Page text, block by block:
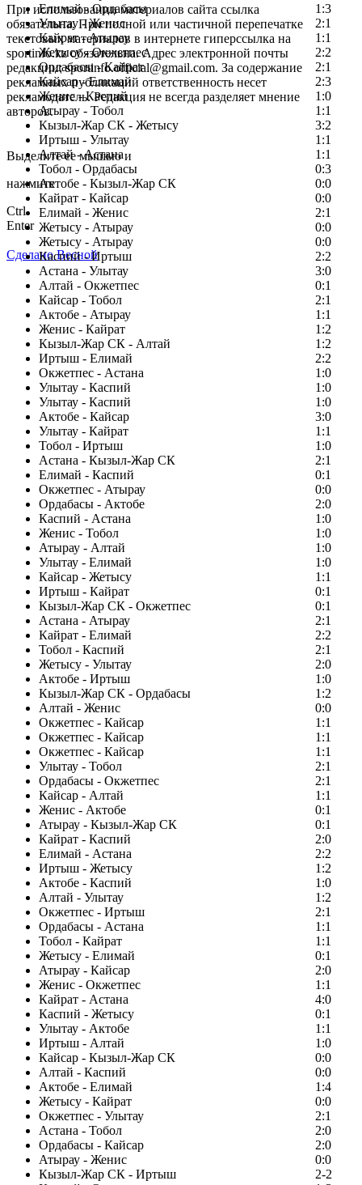
Елимай - Ордабасы
1:3
Улытау - Женис
2:1
Кайрат - Атырау
1:1
Жетысу - Окжетпес
2:2
Ордабасы - Кайрат
2:1
Кайсар - Елимай
2:3
Женис - Каспий
1:0
Атырау - Тобол
1:1
Кызыл-Жар СК - Жетысу
3:2
Иртыш - Улытау
1:1
Алтай - Астана
1:1
Тобол - Ордабасы
0:3
Актобе - Кызыл-Жар СК
0:0
Кайрат - Кайсар
0:0
Елимай - Женис
2:1
Жетысу - Атырау
0:0
Жетысу - Атырау
0:0
Каспий - Иртыш
2:2
Астана - Улытау
3:0
Алтай - Окжетпес
0:1
Кайсар - Тобол
2:1
Актобе - Атырау
1:1
Женис - Кайрат
1:2
Кызыл-Жар СК - Алтай
1:2
Иртыш - Елимай
2:2
Окжетпес - Астана
1:0
Улытау - Каспий
1:0
Улытау - Каспий
1:0
Актобе - Кайсар
3:0
Улытау - Кайрат
1:1
Тобол - Иртыш
1:0
Астана - Кызыл-Жар СК
2:1
Елимай - Каспий
0:1
Окжетпес - Атырау
0:0
Ордабасы - Актобе
2:0
Каспий - Астана
1:0
Женис - Тобол
1:0
Атырау - Алтай
1:0
Улытау - Елимай
1:0
Кайсар - Жетысу
1:1
Иртыш - Кайрат
0:1
Кызыл-Жар СК - Окжетпес
0:1
Астана - Атырау
2:1
Кайрат - Елимай
2:2
Тобол - Каспий
2:1
Жетысу - Улытау
2:0
Актобе - Иртыш
1:0
Кызыл-Жар СК - Ордабасы
1:2
Алтай - Женис
0:0
Окжетпес - Кайсар
1:1
Окжетпес - Кайсар
1:1
Окжетпес - Кайсар
1:1
Улытау - Тобол
2:1
Ордабасы - Окжетпес
2:1
Кайсар - Алтай
1:1
Женис - Актобе
0:1
Атырау - Кызыл-Жар СК
0:1
Кайрат - Каспий
2:0
Елимай - Астана
2:2
Иртыш - Жетысу
1:2
Актобе - Каспий
1:0
Алтай - Улытау
1:2
Окжетпес - Иртыш
2:1
Ордабасы - Астана
1:1
Тобол - Кайрат
1:1
Жетысу - Елимай
0:1
Атырау - Кайсар
2:0
Женис - Окжетпес
1:1
Кайрат - Астана
4:0
Каспий - Жетысу
0:1
Улытау - Актобе
1:1
Иртыш - Алтай
1:0
Кайсар - Кызыл-Жар СК
0:0
Алтай - Каспий
0:0
Актобе - Елимай
1:4
Жетысу - Кайрат
0:0
Окжетпес - Улытау
2:1
Астана - Тобол
2:0
Ордабасы - Кайсар
2:0
Атырау - Женис
0:0
Кызыл-Жар СК - Иртыш
2-2
При использовании материалов сайта ссылка
обязательна. При полной или частичной перепечатке
текстовых материалов в интернете гиперссылка на
sportinfo.kz обязательна. Адрес электронной почты
редакции: sportinfo.official@gmail.com. За содержание
рекламных публикаций ответственность несет
рекламодатель. Редакция не всегда разделяет мнение
авторов.
Заметили ошибку в тексте?
Выделите ее мышью и
нажмите
Ctrl
Enter
Сделано Весной